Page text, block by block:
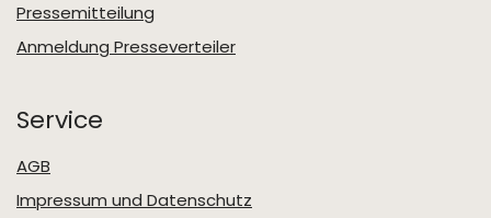
Pressemitteilung
Anmeldung Presseverteiler
Service
AGB
Impressum und Datenschutz